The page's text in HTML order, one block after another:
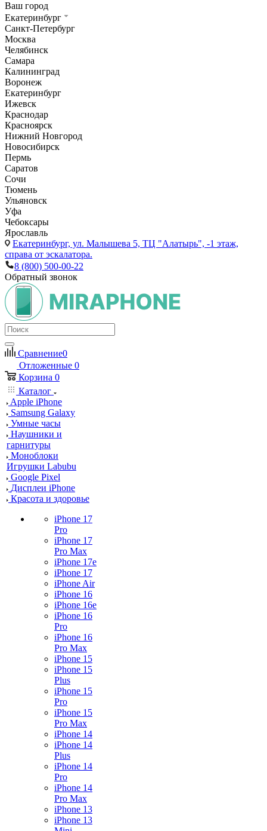
Ваш город
Екатеринбург
Санкт-Петербург
Москва
Челябинск
Самара
Калининград
Воронеж
Екатеринбург
Ижевск
Краснодар
Красноярск
Нижний Новгород
Новосибирск
Пермь
Саратов
Сочи
Тюмень
Ульяновск
Уфа
Чебоксары
Ярославль
Екатеринбург, ул. Малышева 5, ТЦ "Алатырь", -1 этаж,
справа от эскалатора.
8 (800) 500-00-22
Обратный звонок
Сравнение0
Отложенные 0
Корзина 0
Каталог
Apple iPhone
Samsung Galaxy
Умные часы
Наушники и
гарнитуры
Моноблоки
Игрушки Labubu
Google Pixel
Дисплеи iPhone
Красота и здоровье
iPhone 17
Pro
iPhone 17
Pro Max
iPhone 17e
iPhone 17
iPhone Air
iPhone 16
iPhone 16e
iPhone 16
Pro
iPhone 16
Pro Max
iPhone 15
iPhone 15
Plus
iPhone 15
Pro
iPhone 15
Pro Max
iPhone 14
iPhone 14
Plus
iPhone 14
Pro
iPhone 14
Pro Max
iPhone 13
iPhone 13